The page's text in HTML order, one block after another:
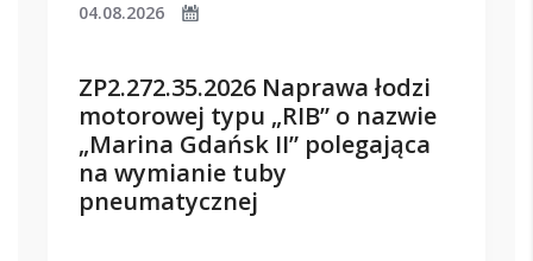
04.08.2026
ZP2.272.35.2026 Naprawa łodzi
motorowej typu „RIB” o nazwie
„Marina Gdańsk II” polegająca
na wymianie tuby
pneumatycznej